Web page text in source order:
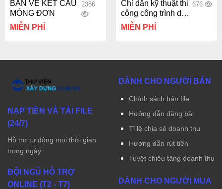
BẢN VẼ KẾT CẤU
MÓNG ĐƠN
2386
MIỄN PHÍ
Chỉ dẫn kỹ thuật thi
công công trình dân
dụng giai đoạn
676
MIỄN PHÍ
NẠP TIỀN VÀ TẢI FILE
(24/7)
Hỗ trợ tự động mọi thời gian
trong ngày
ĐỘI NGŨ HỖ TRỢ
ONLINE (T2 - T7)
DÀNH CHO NGƯỜI BÁN
Chính sách bán file
Hướng dẫn đăng bài
Tỉ lệ chia sẻ doanh thu
Hướng dẫn rút tiền
Tuyệt chiêu tăng doanh thu
DÀNH CHO NGƯỜI MUA